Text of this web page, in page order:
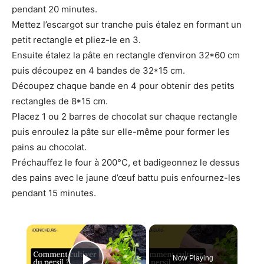
pendant 20 minutes.
Mettez l’escargot sur tranche puis étalez en formant un
petit rectangle et pliez-le en 3.
Ensuite étalez la pâte en rectangle d’environ 32*60 cm
puis découpez en 4 bandes de 32*15 cm.
Découpez chaque bande en 4 pour obtenir des petits
rectangles de 8*15 cm.
Placez 1 ou 2 barres de chocolat sur chaque rectangle
puis enroulez la pâte sur elle-même pour former les
pains au chocolat.
Préchauffez le four à 200°C, et badigeonnez le dessus
des pains avec le jaune d’œuf battu puis enfournez-les
pendant 15 minutes.
×
Now Playing